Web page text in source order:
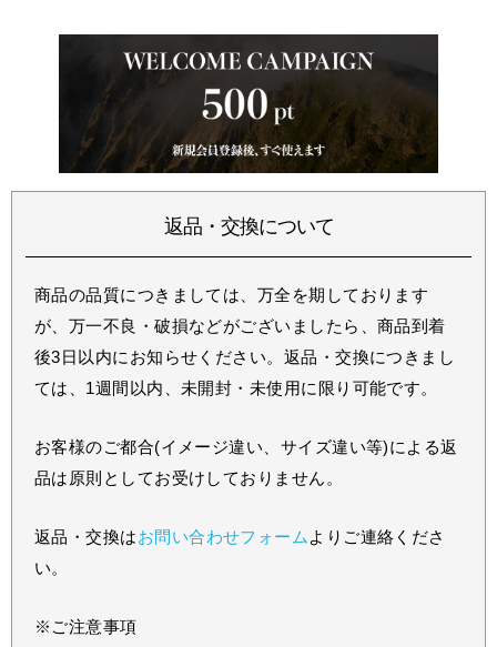
返品・交換について
商品の品質につきましては、万全を期しております
が、万一不良・破損などがございましたら、商品到着
後3日以内にお知らせください。返品・交換につきまし
ては、1週間以内、未開封・未使用に限り可能です。
お客様のご都合(イメージ違い、サイズ違い等)による返
品は原則としてお受けしておりません。
返品・交換はお問い合わせフォーム よりご連絡くださ
い。
※ご注意事項